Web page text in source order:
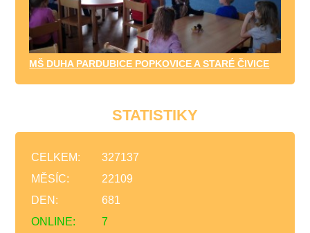
MŠ DUHA PARDUBICE POPKOVICE A STARÉ ČIVICE
STATISTIKY
ONLINE: 7
CELKEM:
327137
MĚSÍC:
22109
DEN:
681